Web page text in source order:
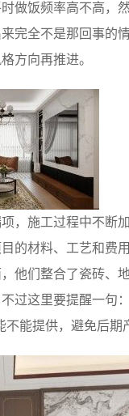
饭频率高不高，
完全不是那回事的
方向再推进。
，施工过程中不断
的材料、工艺和费
他们整合了瓷砖、
过这里要提醒一句
能提供，避免后期